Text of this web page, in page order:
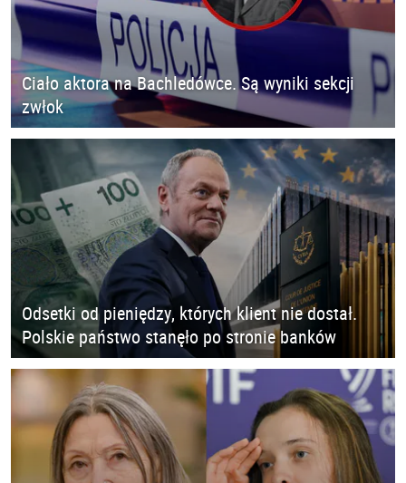
Ciało aktora na Bachledówce. Są wyniki sekcji
zwłok
Odsetki od pieniędzy, których klient nie dostał.
Polskie państwo stanęło po stronie banków